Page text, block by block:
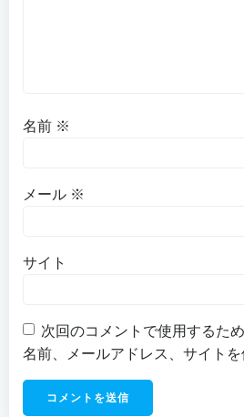
名前 ※
メール ※
サイト
次回のコメントで使用するた
名前、メールアドレス、サイトを